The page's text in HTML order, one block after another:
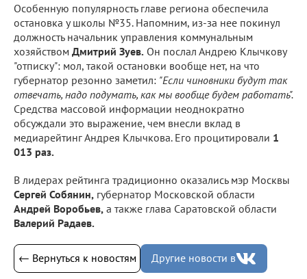
Особенную популярность главе региона обеспечила
остановка у школы №35. Напомним, из-за нее покинул
должность начальник управления коммунальным
хозяйством Дмитрий Зуев. Он послал Андрею Клычкову
"отписку": мол, такой остановки вообще нет, на что
губернатор резонно заметил: "Если чиновники будут так
отвечать, надо подумать, как мы вообще будем работать".
Средства массовой информации неоднократно
обсуждали это выражение, чем внесли вклад в
медиарейтинг Андрея Клычкова. Его процитировали 1
013 раз.
В лидерах рейтинга традиционно оказались мэр Москвы
Сергей Собянин, губернатор Московской области
Андрей Воробьев, а также глава Саратовской области
Валерий Радаев.
← Вернуться к новостям Другие новости в